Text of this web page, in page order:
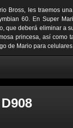
Bross, les traemos
60. En Super
que deberá eliminar a
princesa, así como
de Mario para celulares